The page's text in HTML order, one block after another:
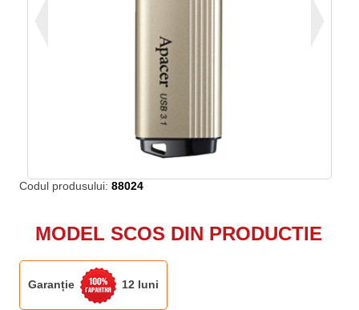
Codul produsului:88024
MODEL SCOS DIN PRODUCTIE
Garanție 12 luni